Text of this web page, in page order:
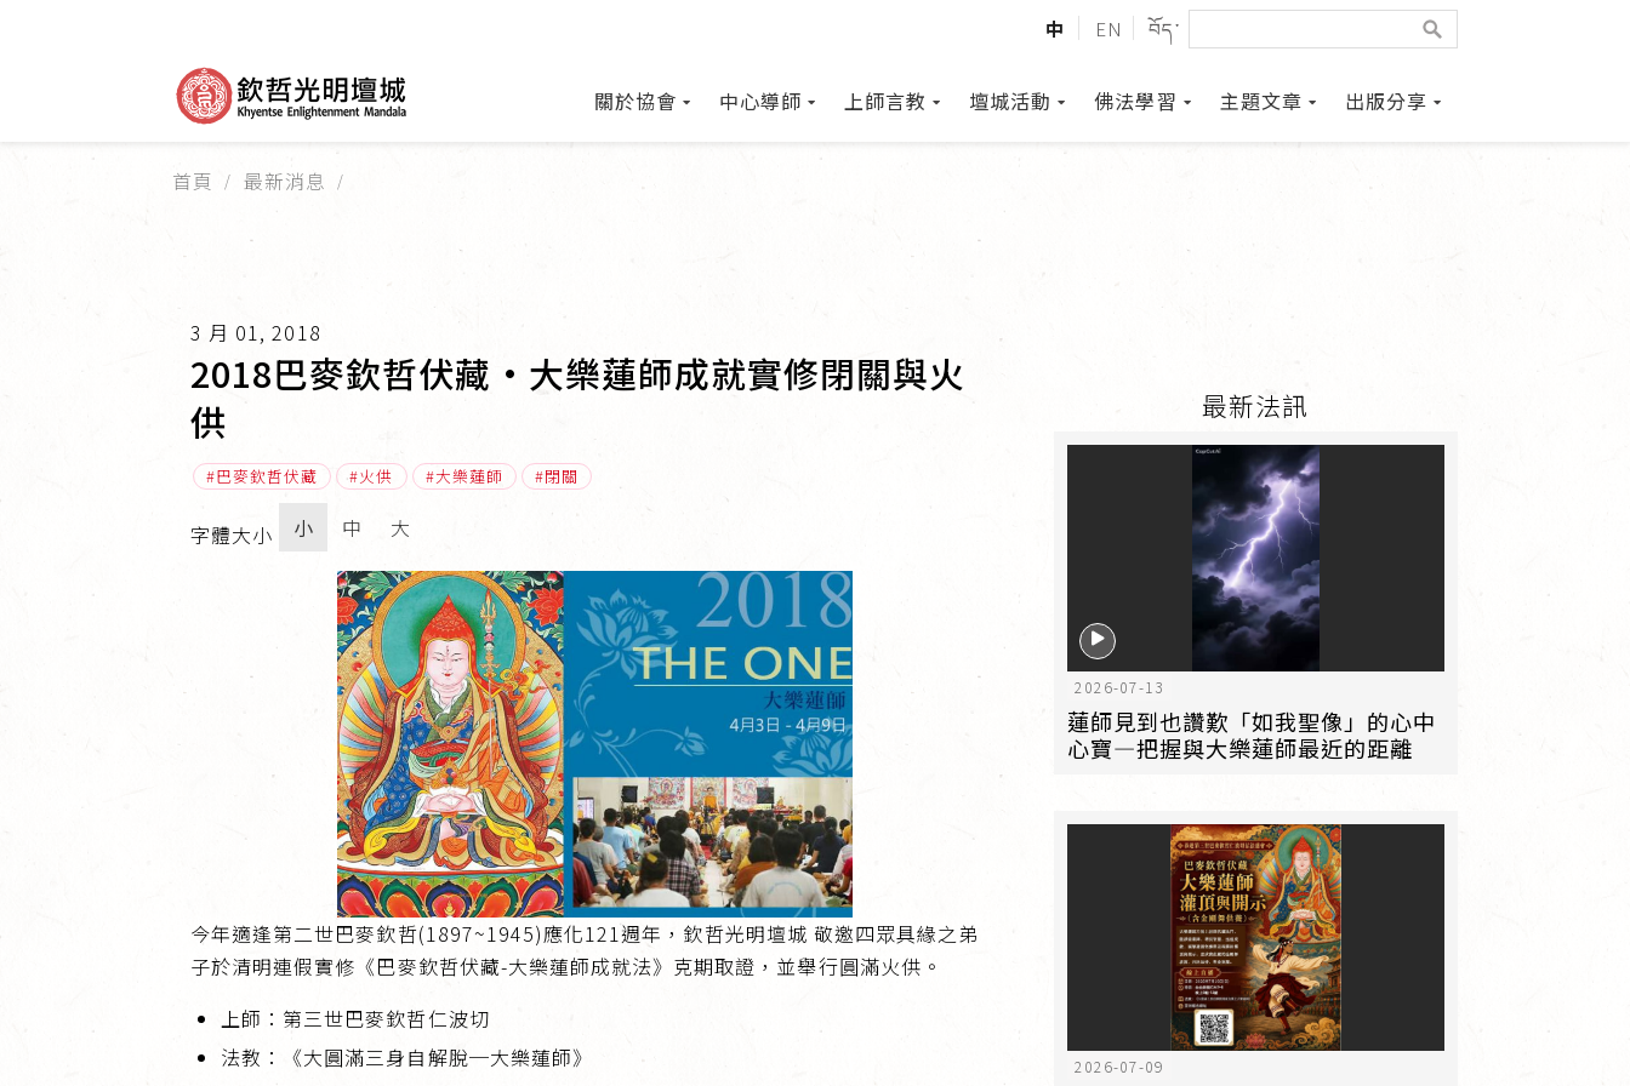
中 EN བོད་
關於協會 中心導師 上師言教 壇城活動 佛法學習 主題文章 出版分享
首頁 最新消息
3 月 01, 2018
2018巴麥欽哲伏藏•大樂蓮師成就實修閉關與火
供
巴麥欽哲伏藏 火供 大樂蓮師 閉關
字體大小 小 中 大
今年適逢第二世巴麥欽哲(1897~1945)應化121週年，欽哲光明壇城 敬邀四眾具緣之弟
子於清明連假實修《巴麥欽哲伏藏-大樂蓮師成就法》克期取證，並舉行圓滿火供。
上師：第三世巴麥欽哲仁波切
法教：《大圓滿三身自解脫─大樂蓮師》
最新法訊
2026-07-13
蓮師見到也讚歎「如我聖像」的心中
心寶—把握與大樂蓮師最近的距離
2026-07-09